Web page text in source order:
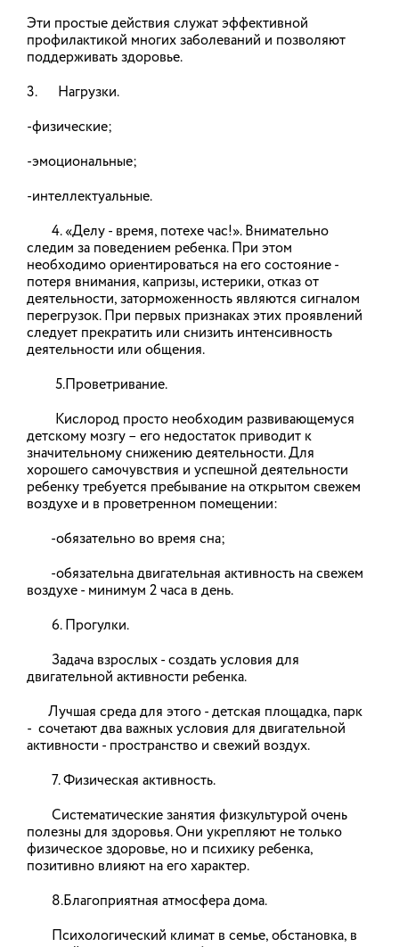
26 января - 1 февраля – Неделя
профилактики неинфекционных
заболеваний
28.01.2026
О проведении ежегодного
организация работы по охране
труда»
В целях активизации профилактической работы
по предупреждению производственного
травматизма и профессиональной
заболеваемости, обобщения и распространения
положительного опыта организации работы по
охране труда, улучшения информационно-
методического обеспечения организаций
Ивановской области по вопросам охраны труда с
областной конкурс «Лучшая организация работы
по охране труда» (далее - Конкурс).
26.01.2026
26 января - 1 февраля – Неделя
заболеваний
23.01.2026
Проведение опросов субъектов
предпринимательской
потребителей товаров, работ и
услуг об оценке состояния развития
19-25 января – Неделя
популяризации подсчёта калорий
16.01.2026
Эти простые действия служат эффективной
профилактикой многих заболеваний и позволяют
поддерживать здоровье.
3. Нагрузки.
-физические;
-эмоциональные;
-интеллектуальные.
4. «Делу - время, потехе час!». Внимательно
следим за поведением ребенка. При этом
необходимо ориентироваться на его состояние -
потеря внимания, капризы, истерики, отказ от
деятельности, заторможенность являются сигналом
перегрузок. При первых признаках этих проявлений
следует прекратить или снизить интенсивность
деятельности или общения.
5.Проветривание.
Кислород просто необходим развивающемуся
детскому мозгу – его недостаток приводит к
значительному снижению деятельности. Для
хорошего самочувствия и успешной деятельности
ребенку требуется пребывание на открытом свежем
воздухе и в проветренном помещении:
-обязательно во время сна;
-обязательна двигательная активность на свежем
воздухе - минимум 2 часа в день.
6. Прогулки.
Задача взрослых - создать условия для
двигательной активности ребенка.
Лучшая среда для этого - детская площадка, парк
- сочетают два важных условия для двигательной
активности - пространство и свежий воздух.
7. Физическая активность.
Систематические занятия физкультурой очень
полезны для здоровья. Они укрепляют не только
физическое здоровье, но и психику ребенка,
позитивно влияют на его характер.
8.Благоприятная атмосфера дома.
Психологический климат в семье, обстановка, в